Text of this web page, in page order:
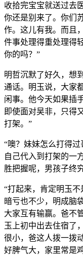
收拾完宝宝就送过去
你还是别来了。你们
作。这儿有我。而且
件事处理得重处理得
你的吗？”
明哲沉默了好久，想
通话。明玉说，大家
闲事。他今天如果插
即使面对吴非，只得
打架。”
“噢？妹妹怎么打得
自己代入到打架的一
胜把握呢，男孩子终
“打起来，肯定明玉
暗亏也不少，明成脑
大家互有输赢。爸不
玉上初中出去住宿了
很小，爸这人拨一拨
好脾气大，家里常是